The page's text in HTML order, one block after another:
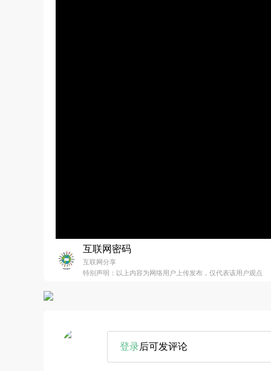
互联网密码
互联网分享
特别声明：以上内容为网络用户上传发布，仅代表该用户观点
登录后可发评论